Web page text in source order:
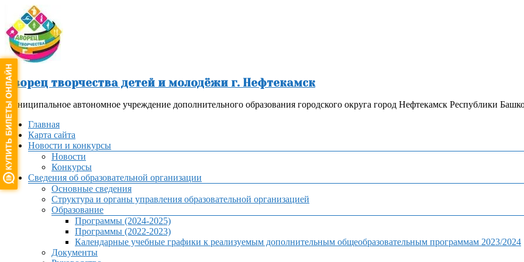
Перейти
содержимому
Дворец творчества детей и молодёжи г. Нефтекамск
Муниципальное автономное учреждение дополнительного образования городского округа город Нефтекамск Республики
МенюГлавная
Карта сайта
Новости и конкурсы
Новости
Конкурсы
Сведения об образовательной организации
Основные сведения
Структура и органы управления образовательной организацией
Образование
Программы (2024-2025)
Программы (2022-2023)
Календарные учебные графики к реализуемым дополнительным общеобразовательным программам 2023/2024
Документы